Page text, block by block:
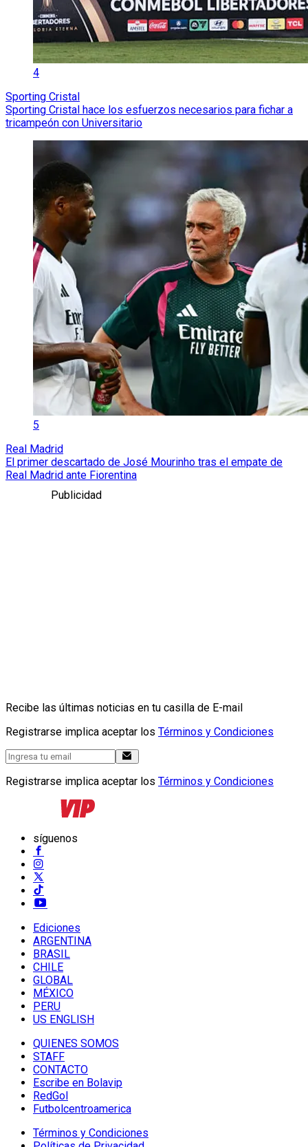
4
Sporting Cristal
Sporting Cristal hace los esfuerzos necesarios para fichar a
tricampeón con Universitario
5
Real Madrid
El primer descartado de José Mourinho tras el empate de
Real Madrid ante Fiorentina
Publicidad
Recibe las últimas noticias en tu casilla de E-mail
Registrarse implica aceptar los Términos y Condiciones
Registrarse implica aceptar los Términos y Condiciones
síguenos
Ediciones
ARGENTINA
BRASIL
CHILE
GLOBAL
MÉXICO
PERU
US ENGLISH
QUIENES SOMOS
STAFF
CONTACTO
Escribe en Bolavip
RedGol
Futbolcentroamerica
Términos y Condiciones